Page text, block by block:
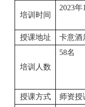
培训时间
2023年1
授课地址 卡意酒
培训人数
58名
授课方式
师资授